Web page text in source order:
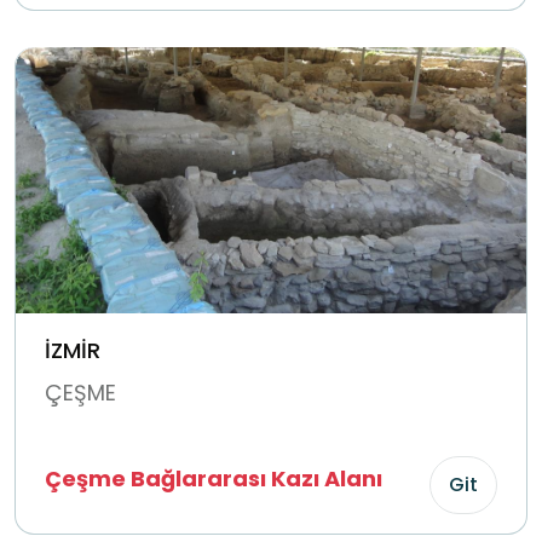
İZMİR
ÇEŞME
Çeşme Bağlararası Kazı Alanı Git